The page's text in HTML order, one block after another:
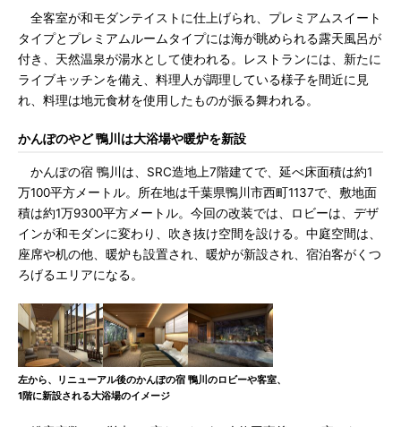
全客室が和モダンテイストに仕上げられ、プレミアムスイート
タイプとプレミアムルームタイプには海が眺められる露天風呂が
付き、天然温泉が湯水として使われる。レストランには、新たに
ライブキッチンを備え、料理人が調理している様子を間近に見
れ、料理は地元食材を使用したものが振る舞われる。
かんぽのやど 鴨川は大浴場や暖炉を新設
かんぽの宿 鴨川は、SRC造地上7階建てで、延べ床面積は約1
万100平方メートル。所在地は千葉県鴨川市西町1137で、敷地面
積は約1万9300平方メートル。今回の改装では、ロビーは、デザ
インが和モダンに変わり、吹き抜け空間を設ける。中庭空間は、
座席や机の他、暖炉も設置され、暖炉が新設され、宿泊客がくつ
ろげるエリアになる。
左から、リニューアル後のかんぽの宿 鴨川のロビーや客室、
1階に新設される大浴場のイメージ